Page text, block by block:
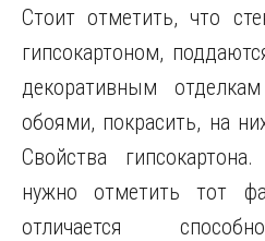
Стоит отметить, что
гипсокартоном,
декоративным
обоями, покрасить, на
Свойства
нужно отметить тот
отличается